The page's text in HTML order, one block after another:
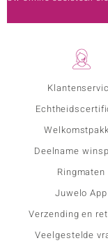
Deelname
Ringmaten
Juwelo App
Verzending en
Veelgestelde